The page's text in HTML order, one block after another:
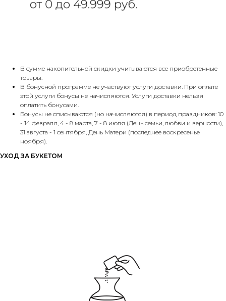
В сумме накопительной скидки учитываются все приобретенные
товары.
В бонусной программе не участвуют услуги доставки. При оплате
этой услуги бонусы не начисляются. Услуги доставки нельзя
оплатить бонусами.
Бонусы не списываются (но начисляются) в период праздников: 10
- 14 февраля, 4 - 8 марта, 7 - 8 июля (День семьи, любви и верности),
31 августа - 1 сентября, День Матери (последнее воскресенье
ноября).
УХОД ЗА БУКЕТОМ